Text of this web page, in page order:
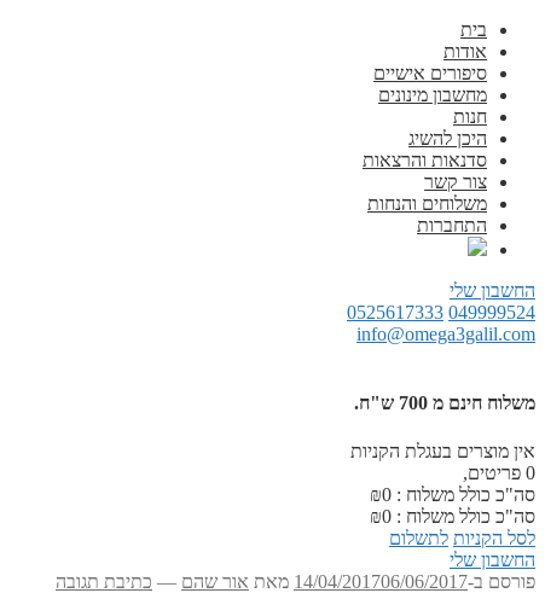
בית
אודות
סיפורים אישיים
מחשבון מינונים
חנות
היכן להשיג
סדנאות והרצאות
צור קשר
משלוחים והנחות
התחברות
החשבון שלי
049999524
0525617333
info@omega3galil.com
משלוח חינם מ 700 ש"ח.
אין מוצרים בעגלת הקניות
0 פריטים,
סה"כ כולל משלוח :
₪0
סה"כ כולל משלוח :
₪0
לסל הקניות לתשלום
החשבון שלי
פורסם ב-
14/04/201706/06/2017 מאת אור שהם — כתיבת תגובה